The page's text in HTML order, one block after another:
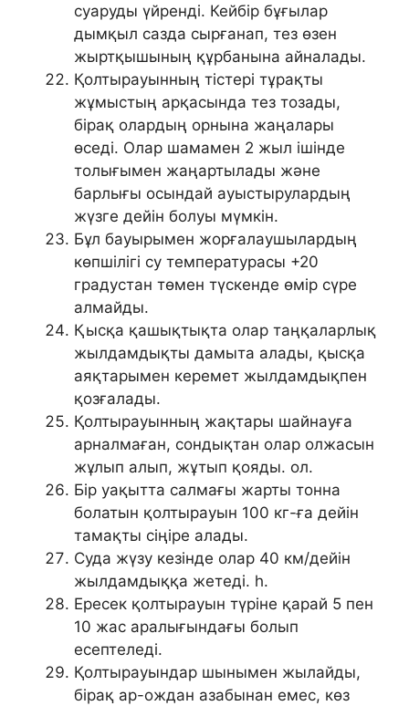
суаруды үйренді. Кейбір бұғылар
дымқыл сазда сырғанап, тез өзен
жыртқышының құрбанына айналады.
Қолтырауынның тістері тұрақты
жұмыстың арқасында тез тозады,
бірақ олардың орнына жаңалары
өседі. Олар шамамен 2 жыл ішінде
толығымен жаңартылады және
барлығы осындай ауыстырулардың
жүзге дейін болуы мүмкін.
Бұл бауырымен жорғалаушылардың
көпшілігі су температурасы +20
градустан төмен түскенде өмір сүре
алмайды.
Қысқа қашықтықта олар таңқаларлық
жылдамдықты дамыта алады, қысқа
аяқтарымен керемет жылдамдықпен
қозғалады.
Қолтырауынның жақтары шайнауға
арналмаған, сондықтан олар олжасын
жұлып алып, жұтып қояды. ол.
Бір уақытта салмағы жарты тонна
болатын қолтырауын 100 кг-ға дейін
тамақты сіңіре алады.
Суда жүзу кезінде олар 40 км/дейін
жылдамдыққа жетеді. h.
Ересек қолтырауын түріне қарай 5 пен
10 жас аралығындағы болып
есептеледі.
Қолтырауындар шынымен жылайды,
бірақ ар-ождан азабынан емес, көз